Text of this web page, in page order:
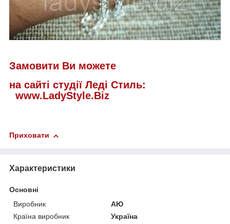
Замовити Ви можете
на сайті студії Леді Стиль:
www.LadyStyle.Biz
Приховати
Характеристики
Основні
Виробник
АЮ
Країна виробник
Україна